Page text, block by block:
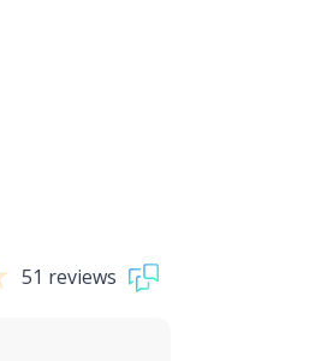
51 reviews